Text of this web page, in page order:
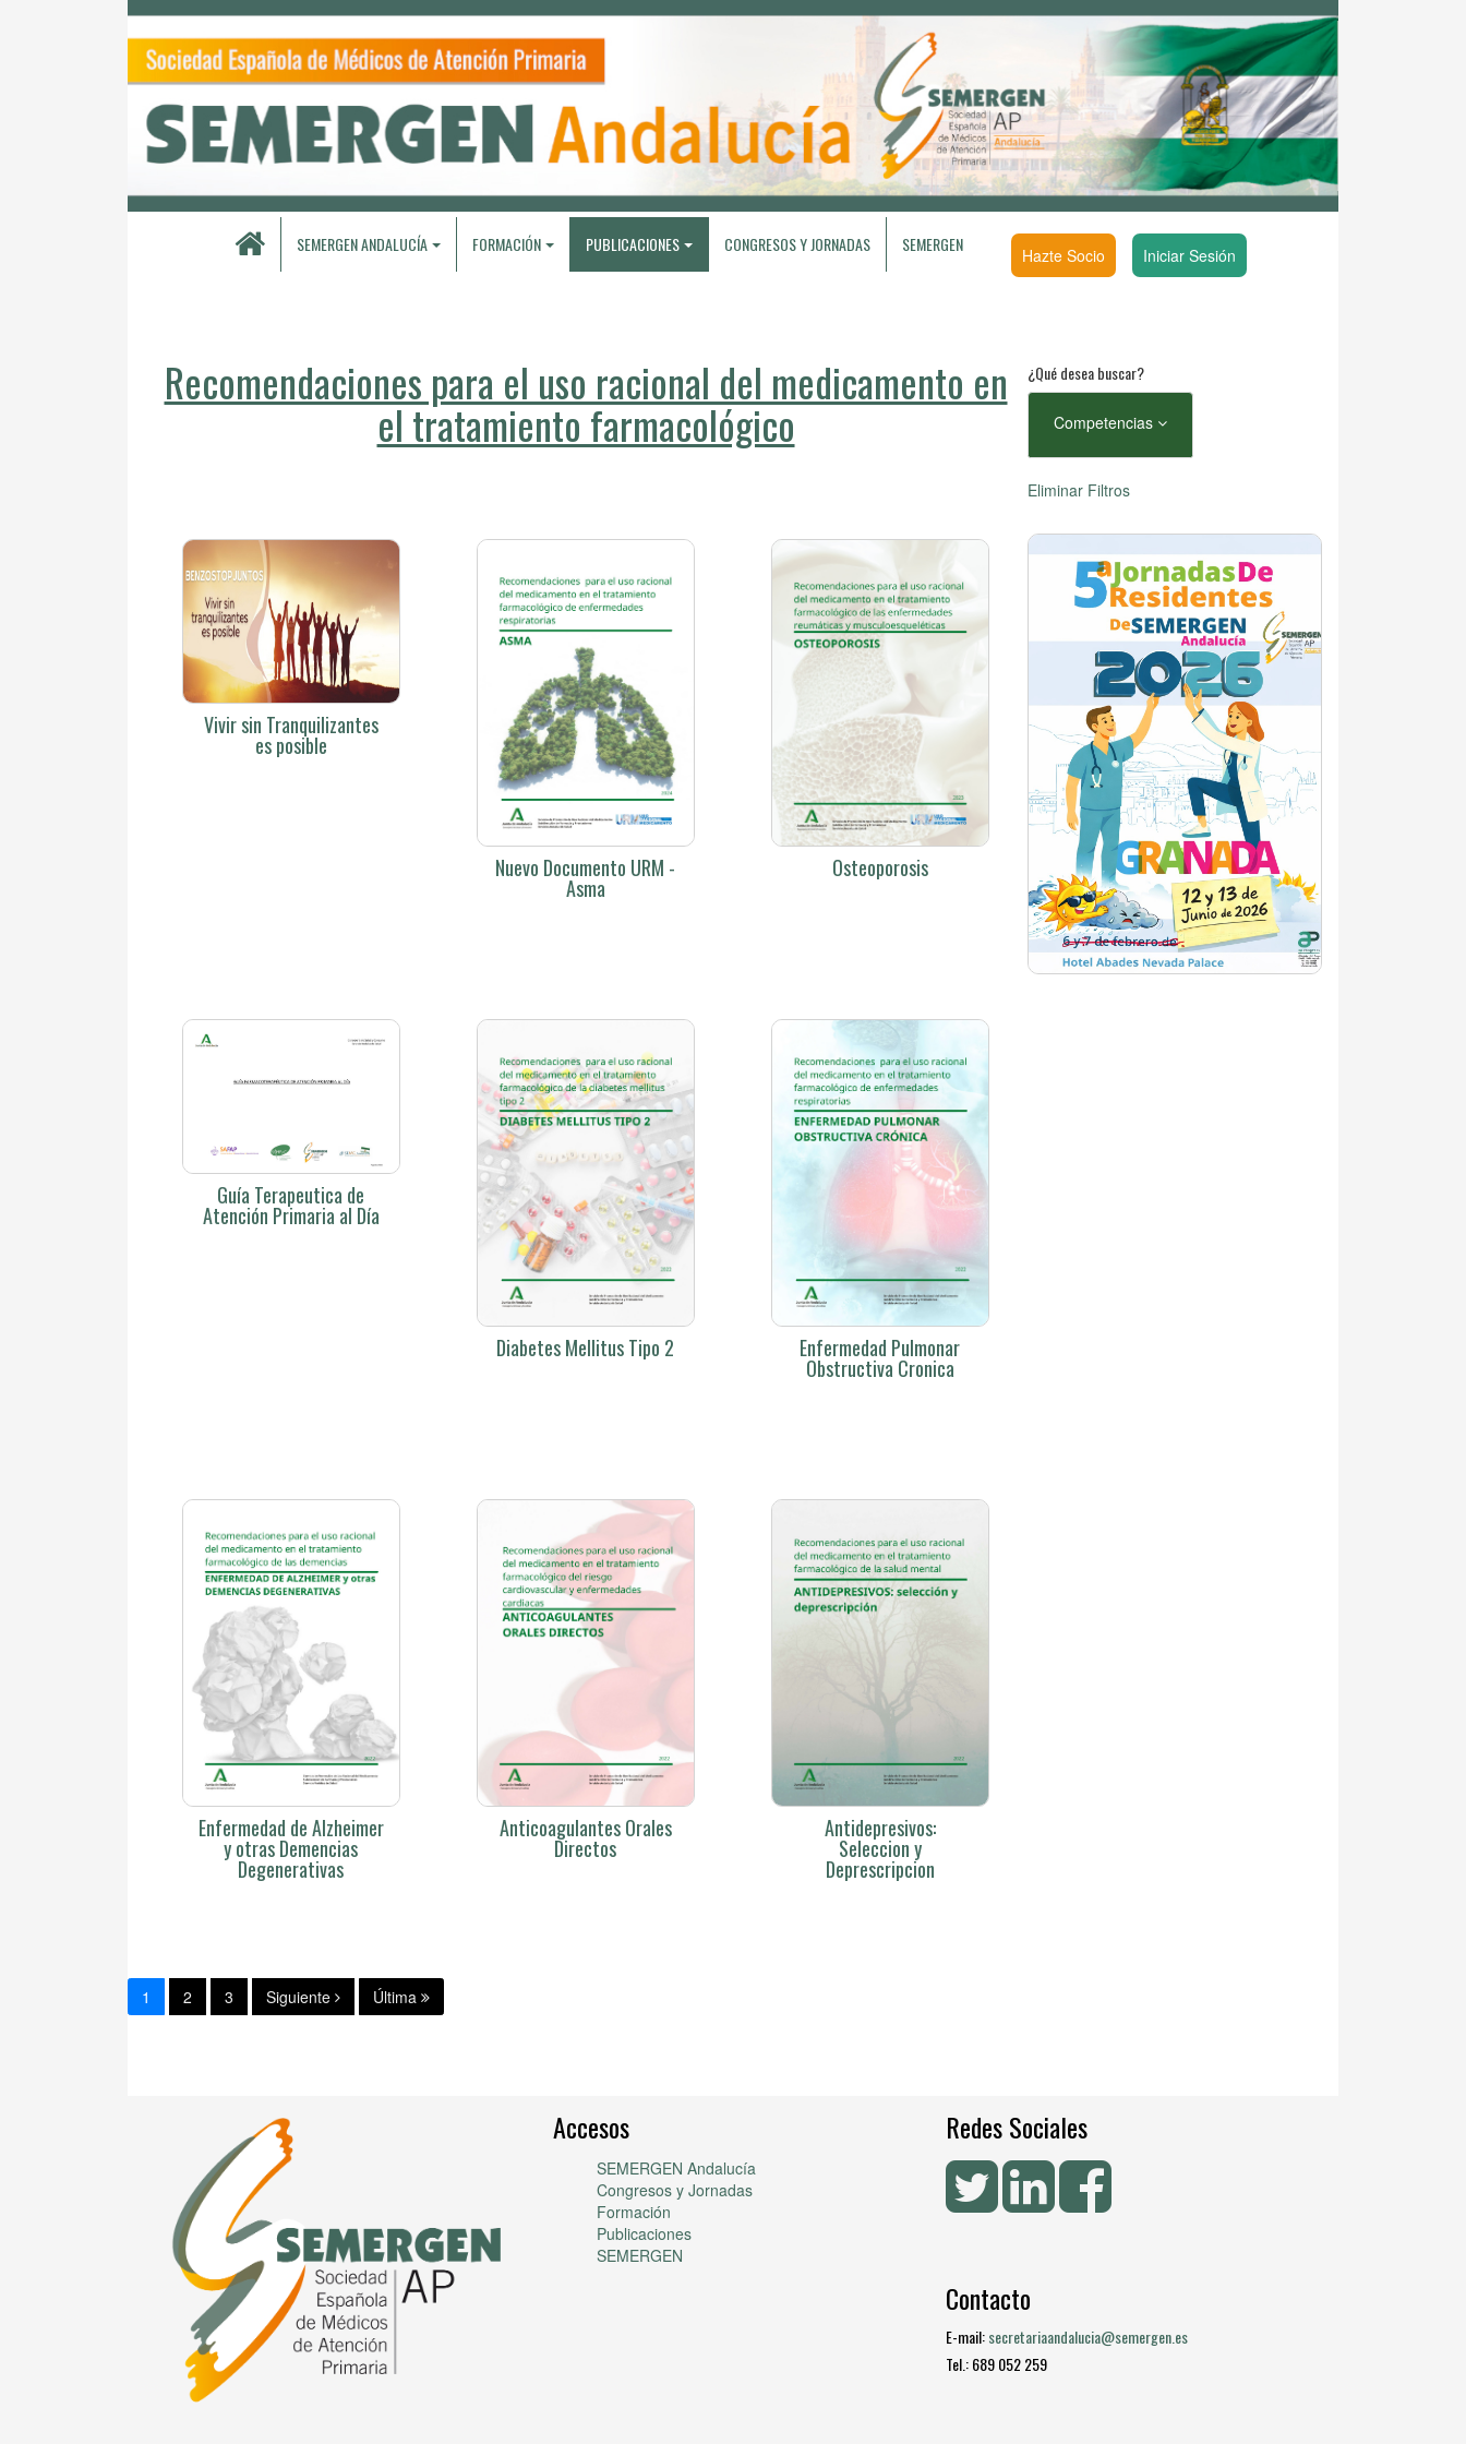
SEMERGEN ANDALUCÍA FORMACIÓN PUBLICACIONES CONGRESOS Y JORNADAS SEMERGEN Hazte Socio Iniciar Sesión
Recomendaciones para el uso racional del medicamento en
el tratamiento farmacológico
Vivir sin Tranquilizantes
es posible
Nuevo Documento URM -
Asma
Osteoporosis
Guía Terapeutica de
Atención Primaria al Día
Diabetes Mellitus Tipo 2 Enfermedad Pulmonar
Obstructiva Cronica
Enfermedad de Alzheimer
y otras Demencias
Degenerativas
Anticoagulantes Orales
Directos
Antidepresivos:
Seleccion y
Deprescripcion
¿Qué desea buscar?
Competencias
Eliminar Filtros
1 2 3 Siguiente Última
Accesos
SEMERGEN Andalucía
Congresos y Jornadas
Formación
Publicaciones
SEMERGEN
Redes Sociales
Contacto
E-mail:secretariaandalucia@semergen.es
Tel.: 689 052 259